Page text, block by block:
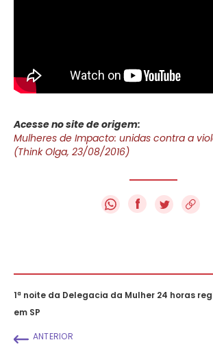
Acesse no site de origem:
Mulheres de Impacto: unidas contra a
(Think Olga, 23/08/2016)
f
1ª noite da Delegacia da Mulher 24 horas
em SP
ANTERIOR